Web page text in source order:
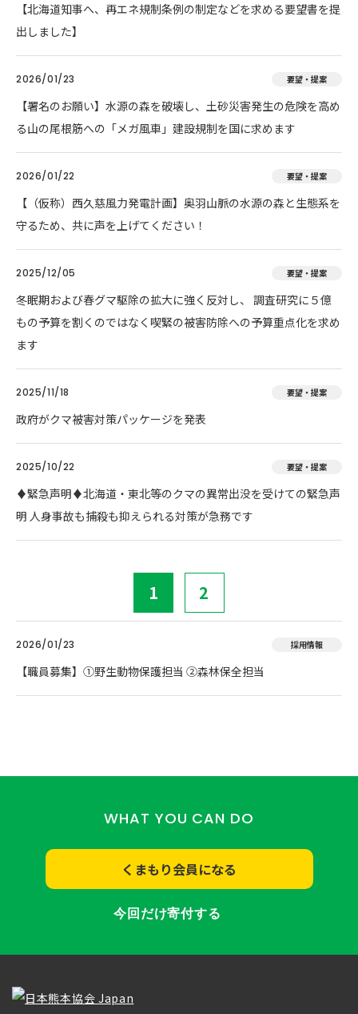
【北海道知事へ、再エネ規制条例の制定などを求める要望書を提
出しました】
2026/01/23 要望・提案
【署名のお願い】水源の森を破壊し、土砂災害発生の危険を高め
る山の尾根筋への「メガ風車」建設規制を国に求めます
2026/01/22 要望・提案
【（仮称）西久慈風力発電計画】奥羽山脈の水源の森と生態系を
守るため、共に声を上げてください！
2025/12/05 要望・提案
冬眠期および春グマ駆除の拡大に強く反対し、 調査研究に５億
もの予算を割くのではなく喫緊の被害防除への予算重点化を求め
ます
2025/11/18 要望・提案
政府がクマ被害対策パッケージを発表
2025/10/22 要望・提案
♦️緊急声明♦️北海道・東北等のクマの異常出没を受けての緊急声
明 人身事故も捕殺も抑えられる対策が急務です
1 2
2026/01/23 採用情報
【職員募集】①野生動物保護担当 ②森林保全担当
WHAT YOU CAN DO
くまもり会員になる
今回だけ寄付する